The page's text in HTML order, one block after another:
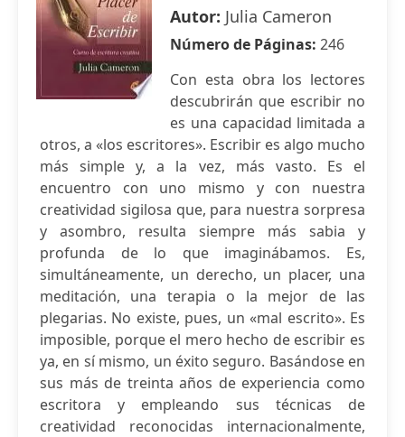
Autor: Julia Cameron
Número de Páginas: 246
Con esta obra los lectores
descubrirán que escribir no
es una capacidad limitada a
otros, a «los escritores». Escribir es algo mucho
más simple y, a la vez, más vasto. Es el
encuentro con uno mismo y con nuestra
creatividad sigilosa que, para nuestra sorpresa
y asombro, resulta siempre más sabia y
profunda de lo que imaginábamos. Es,
simultáneamente, un derecho, un placer, una
meditación, una terapia o la mejor de las
plegarias. No existe, pues, un «mal escrito». Es
imposible, porque el mero hecho de escribir es
ya, en sí mismo, un éxito seguro. Basándose en
sus más de treinta años de experiencia como
escritora y empleando sus técnicas de
creatividad reconocidas internacionalmente,